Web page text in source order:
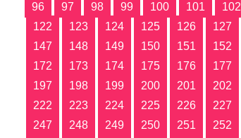
96
97 98 99 100 101 102
122
123 124 125 126 127
147
148 149 150 151 152
172
173 174 175 176 177
197
198 199 200 201 202
222
223 224 225 226 227
247
248 249 250 251 252